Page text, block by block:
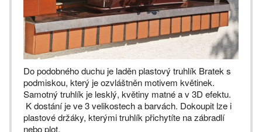
Do podobného duchu je laděn plastový truhlík Bratek s
podmiskou, který je ozvláštněn motivem květinek.
Samotný truhlík je lesklý, květiny matné a v 3D efektu.
K dostání je ve 3 velikostech a barvách. Dokoupit lze i
plastové držáky, kterými truhlík přichytíte na zábradlí
nebo plot.